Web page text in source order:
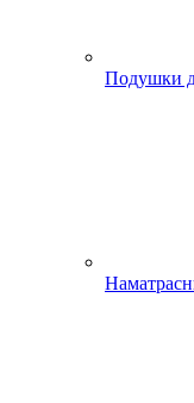
Подушки